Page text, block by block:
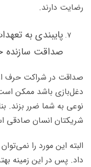
رضایت دارند.
پایبندی به
صداقت
صداقت در شراکت حرف
دغل‌بازی باشد ممکن
نوعی به شما ضرر بزند.
شریکتان انسان
البته این مورد را
داد. پس در این زمینه